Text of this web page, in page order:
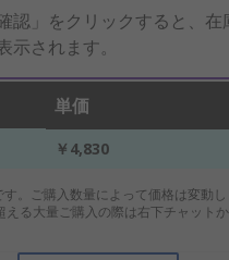
認」をクリックすると、在
示されます。
単価
￥4,830
。ご購入数量によって価格は変動し
える大量ご購入の際は右下チャット